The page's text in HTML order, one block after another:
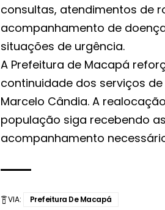
consultas, atendimentos de
acompanhamento de
situações de urgência.
A Prefeitura de Macapá
continuidade dos serviços
Marcelo Cândia. A
população siga recebendo
acompanhamento
VIA: Prefeitura De Macapá